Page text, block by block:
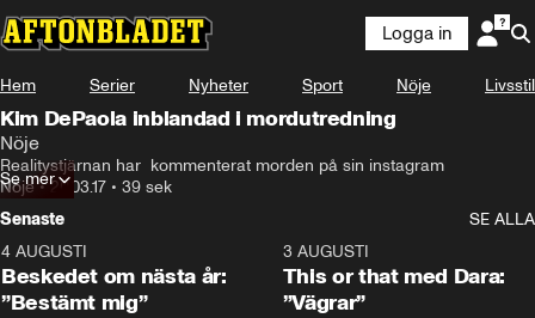
Logga in
Hem Serier Nyheter Sport Nöje Livsstil
Kim DePaola inblandad i mordutredning
Nöje
Realitystjärnan har  kommenterat morden på sin instagram
Nöje•20.03.17 • 39 sek
Se mer
Senaste
SE ALLA
4 AUGUSTI
Beskedet om nästa år:
”Bestämt mig”
3 AUGUSTI
This or that med Dara:
”Vägrar”